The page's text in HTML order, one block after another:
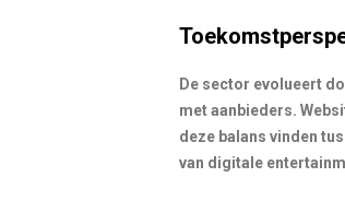
De sector evolueert
met aanbieders.
deze balans vinden
van digitale